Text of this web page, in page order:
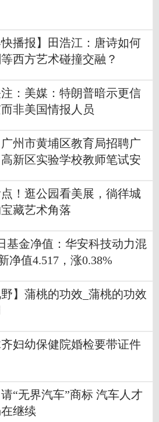
快播报】田浩江：唐诗如何
西方艺术碰撞交融？
：美媒：特朗普暗示更信
非美国情报人员
州市黄埔区教育局招聘广
新区实验学校教师笔试安
！逛公园看美展，徜徉城
藏艺术角落
基金净值：华安科技动力混
净值4.517，涨0.38%
野】蒲桃的功效_蒲桃的功效
妇幼保健院婚检要带证件
“无界汽车”商标 汽车人才
继续